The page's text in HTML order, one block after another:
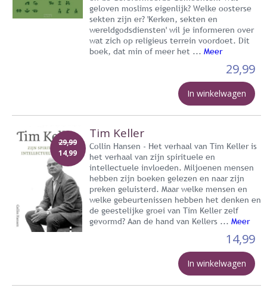
geloven moslims eigenlijk? Welke oosterse
sekten zijn er? 'Kerken, sekten en
wereldgodsdiensten' wil je informeren over
wat zich op religieus terrein voordoet. Dit
boek, dat min of meer het ... Meer
29,99
In winkelwagen
29,99
14,99
Tim Keller
Collin Hansen - Het verhaal van Tim Keller is
het verhaal van zijn spirituele en
intellectuele invloeden. Miljoenen mensen
hebben zijn boeken gelezen en naar zijn
preken geluisterd. Maar welke mensen en
welke gebeurtenissen hebben het denken en
de geestelijke groei van Tim Keller zelf
gevormd? Aan de hand van Kellers ... Meer
14,99
In winkelwagen